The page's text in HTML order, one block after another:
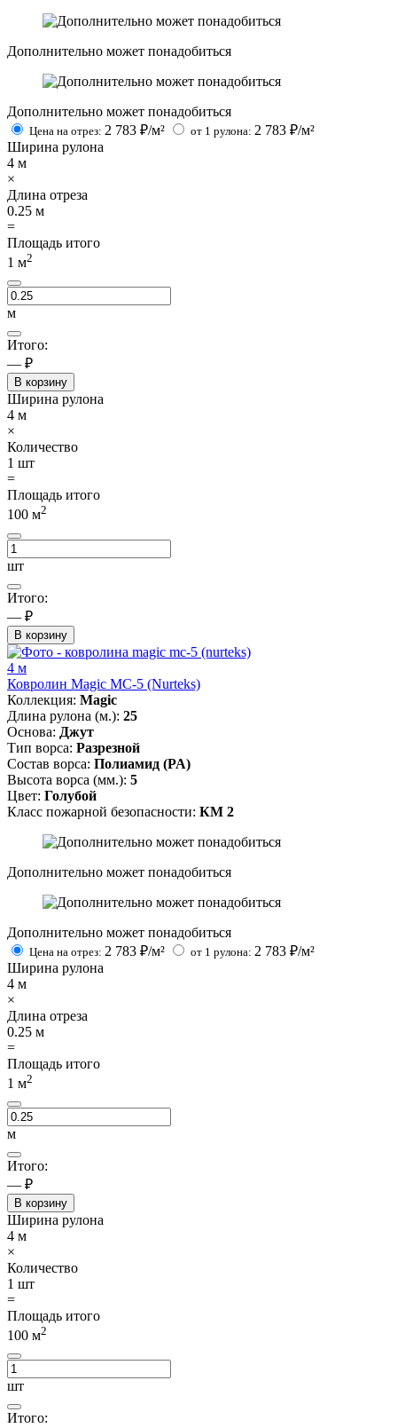
Дополнительно может понадобиться
Дополнительно может понадобиться
Цена на отрез: 2 783 ₽/м² от 1 рулона: 2 783 ₽/м²
Ширина рулона
4 м
×
Длина отреза
0.25 м
=
Площадь итого
1 м2
м
Итого:
— ₽
В корзину
Ширина рулона
4 м
×
Количество
1 шт
=
Площадь итого
100 м2
шт
Итого:
— ₽
В корзину
4 м
Ковролин Magic MC-5 (Nurteks)
Коллекция: Magic
Длина рулона (м.): 25
Основа: Джут
Тип ворса: Разрезной
Состав ворса: Полиамид (PA)
Высота ворса (мм.): 5
Цвет: Голубой
Класс пожарной безопасности: КМ 2
Дополнительно может понадобиться
Дополнительно может понадобиться
Цена на отрез: 2 783 ₽/м² от 1 рулона: 2 783 ₽/м²
Ширина рулона
4 м
×
Длина отреза
0.25 м
=
Площадь итого
1 м2
м
Итого:
— ₽
В корзину
Ширина рулона
4 м
×
Количество
1 шт
=
Площадь итого
100 м2
шт
Итого: